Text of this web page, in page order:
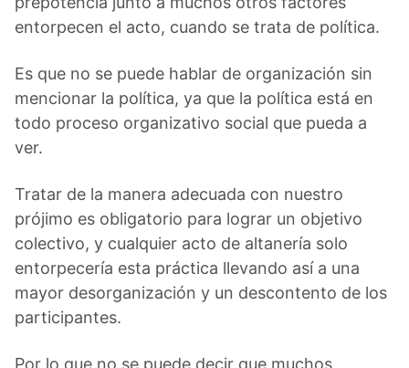
entorpecen el acto, cuando se trata de política.
Es que no se puede hablar de organización sin
mencionar la política, ya que la política está en
todo proceso organizativo social que pueda a
ver.
Tratar de la manera adecuada con nuestro
prójimo es obligatorio para lograr un objetivo
colectivo, y cualquier acto de altanería solo
entorpecería esta práctica llevando así a una
mayor desorganización y un descontento de los
participantes.
Por lo que no se puede decir que muchos